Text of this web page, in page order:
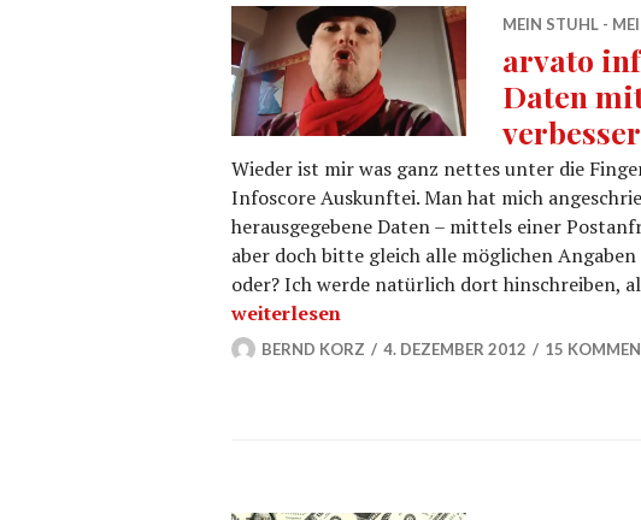
MEIN STUHL -
arvato
Daten
Wieder ist mir was ganz nettes unter die
Infoscore Auskunftei. Man hat mich
herausgegebene Daten – mittels einer
aber doch bitte gleich alle möglichen
oder? Ich werde natürlich dort hinschreiben,
arvato infoscore – unvollständige Daten
weiterlesen
BERND KORZ 4. DEZEMBER 2012 15